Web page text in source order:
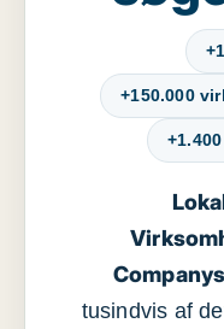
+150.000
tusindvis af